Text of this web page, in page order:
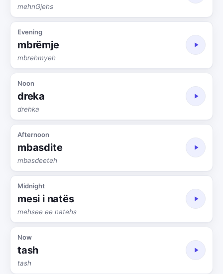
mehnGjehs
Evening
mbrëmje
mbrehmyeh
Noon
dreka
drehka
Afternoon
mbasdite
mbasdeeteh
Midnight
mesi i natës
mehsee ee natehs
Now
tash
tash